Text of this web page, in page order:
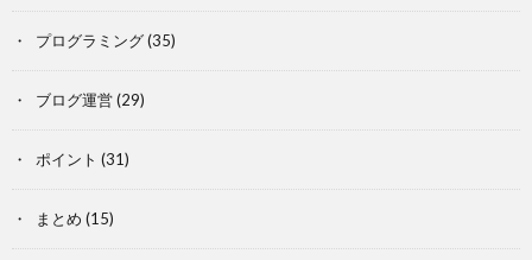
プログラミング(35)
ブログ運営(29)
ポイント (31)
まとめ (15)